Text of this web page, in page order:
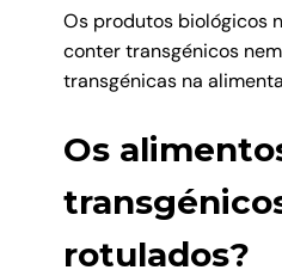
Os produtos biológicos
conter transgénicos
transgénicas na
Os
rotulados?